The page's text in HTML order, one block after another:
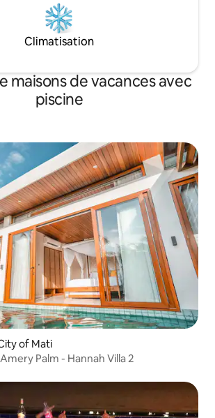
Climatisation
maisons de vacances avec
piscine
of Mati
Palm - Hannah Villa 2